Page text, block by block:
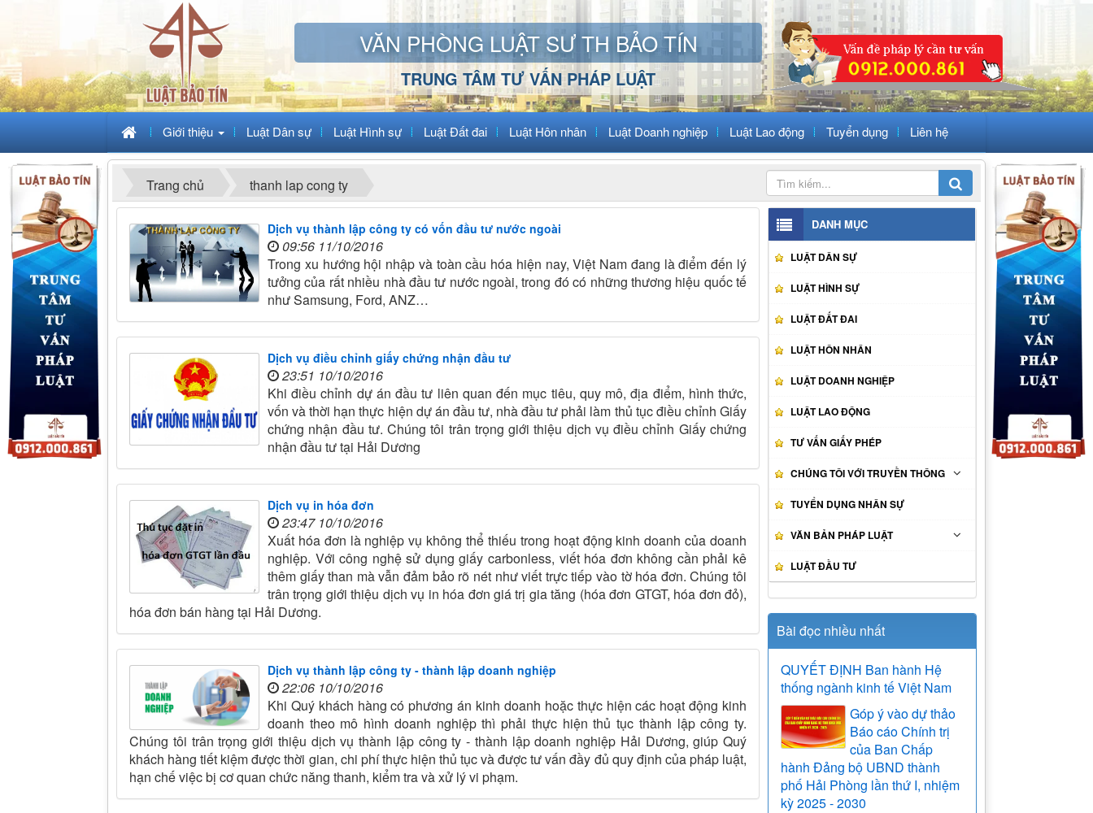
VĂN PHÒNG LUẬT SƯ TH BẢO TÍN
TRUNG TÂM TƯ VẤN PHÁP LUẬT
Giới thiệu Luật Dân sự Luật Hình sự Luật Đất đai Luật Hôn nhân Luật Doanh nghiệp Luật Lao động Tuyển dụng Liên hệ
Trang chủ thanh lap cong ty
Dịch vụ thành lập công ty có vốn đầu tư nước ngoài
09:56 11/10/2016
Trong xu hướng hội nhập và toàn cầu hóa hiện nay, Việt Nam đang là điểm đến lý
tưởng của rất nhiều nhà đầu tư nước ngoài, trong đó có những thương hiệu quốc tế
như Samsung, Ford, ANZ…
Dịch vụ điều chỉnh giấy chứng nhận đầu tư
23:51 10/10/2016
Khi điều chỉnh dự án đầu tư liên quan đến mục tiêu, quy mô, địa điểm, hình thức,
vốn và thời hạn thực hiện dự án đầu tư, nhà đầu tư phải làm thủ tục điều chỉnh Giấy
chứng nhận đầu tư. Chúng tôi trân trọng giới thiệu dịch vụ điều chỉnh Giấy chứng
nhận đầu tư tại Hải Dương
Dịch vụ in hóa đơn
23:47 10/10/2016
Xuất hóa đơn là nghiệp vụ không thể thiếu trong hoạt động kinh doanh của doanh
nghiệp. Với công nghệ sử dụng giấy carbonless, viết hóa đơn không cần phải kê
thêm giấy than mà vẫn đảm bảo rõ nét như viết trực tiếp vào tờ hóa đơn. Chúng tôi
trân trọng giới thiệu dịch vụ in hóa đơn giá trị gia tăng (hóa đơn GTGT, hóa đơn đỏ),
hóa đơn bán hàng tại Hải Dương.
Dịch vụ thành lập công ty - thành lập doanh nghiệp
22:06 10/10/2016
Khi Quý khách hàng có phương án kinh doanh hoặc thực hiện các hoạt động kinh
doanh theo mô hình doanh nghiệp thì phải thực hiện thủ tục thành lập công ty.
Chúng tôi trân trọng giới thiệu dịch vụ thành lập công ty - thành lập doanh nghiệp Hải Dương, giúp Quý
khách hàng tiết kiệm được thời gian, chi phí thực hiện thủ tục và được tư vấn đầy đủ quy định của pháp luật,
hạn chế việc bị cơ quan chức năng thanh, kiểm tra và xử lý vi phạm.
DANH MỤC
LUẬT DÂN SỰ
LUẬT HÌNH SỰ
LUẬT ĐẤT ĐAI
LUẬT HÔN NHÂN
LUẬT DOANH NGHIỆP
LUẬT LAO ĐỘNG
TƯ VẤN GIẤY PHÉP
CHÚNG TÔI VỚI TRUYỀN THÔNG
TUYỂN DỤNG NHÂN SỰ
VĂN BẢN PHÁP LUẬT
LUẬT ĐẦU TƯ
Bài đọc nhiều nhất
QUYẾT ĐỊNH Ban hành Hệ
thống ngành kinh tế Việt Nam
Góp ý vào dự thảo
Báo cáo Chính trị
của Ban Chấp
hành Đảng bộ UBND thành
phố Hải Phòng lần thứ I, nhiệm
kỳ 2025 - 2030